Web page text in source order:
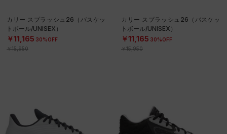
カリー スプラッシュ26（バスケッ
トボール/UNISEX）
￥11,165 30%OFF
￥15,950
カリー スプラッシュ26（バスケッ
トボール/UNISEX）
￥11,165 30%OFF
￥15,950